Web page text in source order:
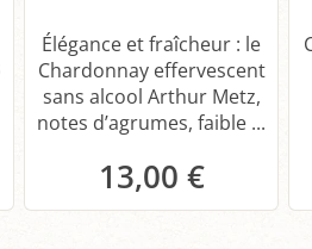
Élégance et fraîcheur : le
Chardonnay effervescent
sans alcool Arthur Metz,
notes d’agrumes, faible ...
13,00 €